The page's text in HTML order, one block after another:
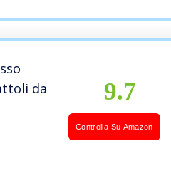
da
9.7
Controlla Su Amazon